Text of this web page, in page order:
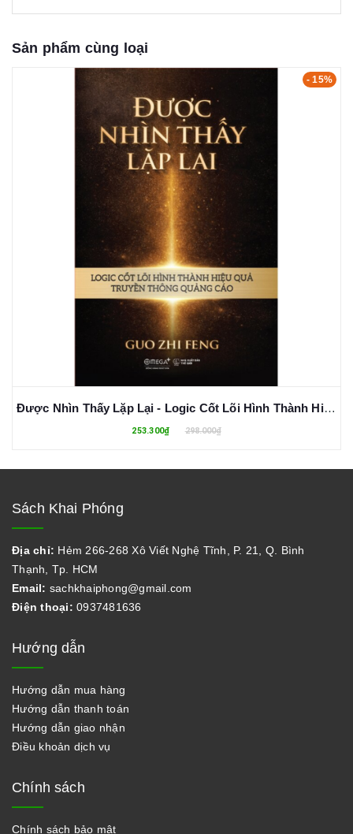
Sản phẩm cùng loại
- 15%
Được Nhìn Thấy Lặp Lại - Logic Cốt Lõi Hình Thành Hiệu Quả Truyền Thông Quảng Cáo (Bìa Cứng)
253.300₫ 298.000₫
Sách Khai Phóng
Địa chỉ: Hẻm 266-268 Xô Viết Nghệ Tĩnh, P. 21, Q. Bình
Thạnh, Tp. HCM
Email: sachkhaiphong@gmail.com
Điện thoại: 0937481636
Hướng dẫn
Hướng dẫn mua hàng
Hướng dẫn thanh toán
Hướng dẫn giao nhận
Điều khoản dịch vụ
Chính sách
Chính sách bảo mật